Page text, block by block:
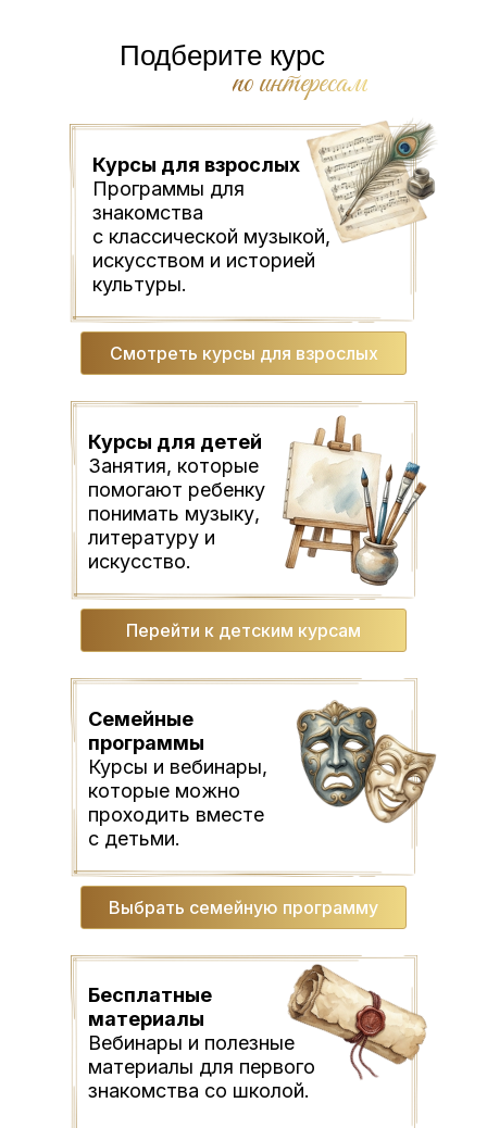
по интересам
Подберите курс
Бесплатные
материалы
Вебинары и полезные
материалы для первого
знакомства со школой.
Выбрать семейную программу
Семейные
программы
Курсы и вебинары,
которые можно
проходить вместе
с детьми.
Перейти к детским курсам
Курсы для детей
Занятия, которые
помогают ребенку
понимать музыку,
литературу и
искусство.
Смотреть курсы для взрослых
Курсы для взрослых
Программы для
знакомства
с классической музыкой,
искусством и историей
культуры.